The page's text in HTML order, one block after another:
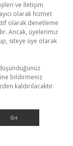
ve İletişim
olarak hizmet
olarak denetleme
Ancak, üyelerimiz
siteye üye olarak
bildirmeniz
kaldırılacaktır.